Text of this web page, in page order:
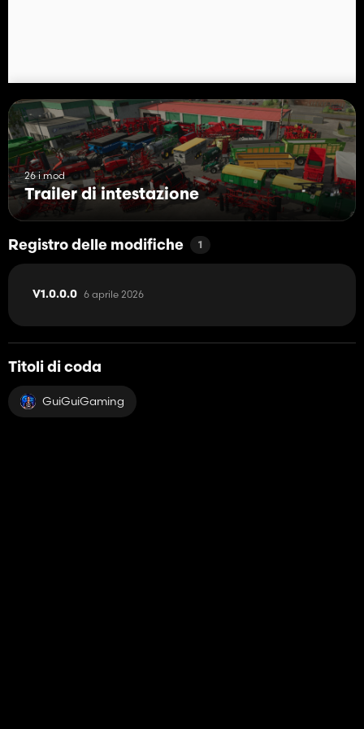
26 i mod
Trailer di intestazione
Registro delle modifiche 1
V1.0.0.0 6 aprile 2026
Titoli di coda
GuiGuiGaming